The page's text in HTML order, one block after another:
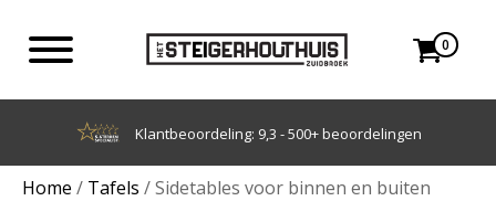
0
Achteraf betalen met Klarna
Home / Tafels / Sidetables voor binnen en buiten